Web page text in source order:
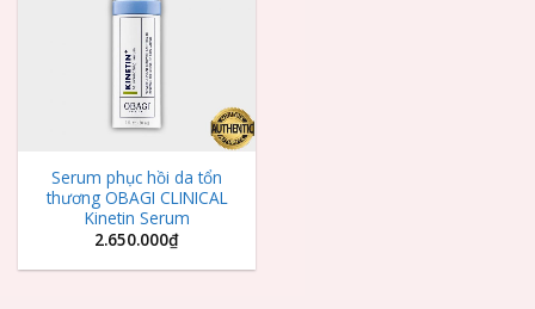
Serum phục hồi da tổn
thương OBAGI CLINICAL
Kinetin Serum
2.650.000₫